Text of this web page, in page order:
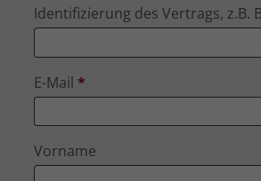
Identifizierung des Vertrags, z.B.
E-Mail *
E-
Vorname